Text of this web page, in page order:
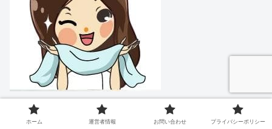
洗顔後、化粧水でお肌を整えた後、ウルトラリペアシカバ
ホーム 運営者情報 お問い合わせ プライバシーポリシー